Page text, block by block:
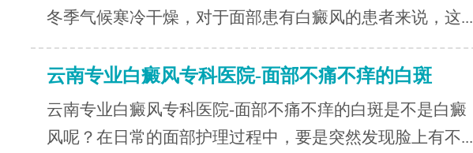
冬季气候寒冷干燥，对于面部患有白癜风的患者来说，这...
云南专业白癜风专科医院-面部不痛不痒的白斑
云南专业白癜风专科医院-面部不痛不痒的白斑是不是白癜
风呢？在日常的面部护理过程中，要是突然发现脸上有不...